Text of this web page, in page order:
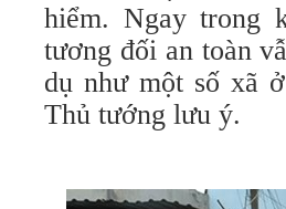
hiểm. Ngay trong
tương đối an toàn
dụ như một số xã
Thủ tướng lưu ý.